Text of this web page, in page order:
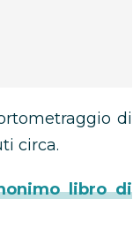
di
circa.
libro di